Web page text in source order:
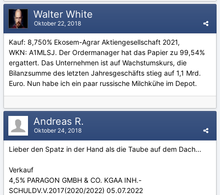
Walter White
Oktober 22, 2018
Kauf: 8,750% Ekosem-Agrar Aktiengesellschaft 2021,
WKN: A1MLSJ. Der Ordermanager hat das Papier zu 99,54%
ergattert. Das Unternehmen ist auf Wachstumskurs, die
Bilanzsumme des letzten Jahresgeschäfts stieg auf 1,1 Mrd.
Euro. Nun habe ich ein paar russische Milchkühe im Depot.
Andreas R.
Oktober 24, 2018
Lieber den Spatz in der Hand als die Taube auf dem Dach...
Verkauf
4,5% PARAGON GMBH & CO. KGAA INH.-
SCHULDV.V.2017(2020/2022) 05.07.2022